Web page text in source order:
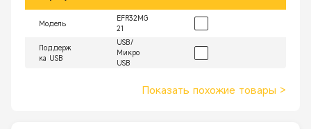
Модель
EFR32MG
21
Поддерж
ка USB
USB/
Микро
USB
Показать похожие товары >